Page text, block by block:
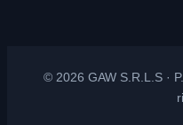
© 2026 GAW S.R.L.S ·